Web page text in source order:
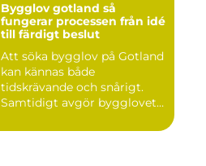
Bygglov gotland så
fungerar processen från idé
till färdigt beslut
Att söka bygglov på Gotland
kan kännas både
tidskrävande och snårigt.
Samtidigt avgör bygglovet